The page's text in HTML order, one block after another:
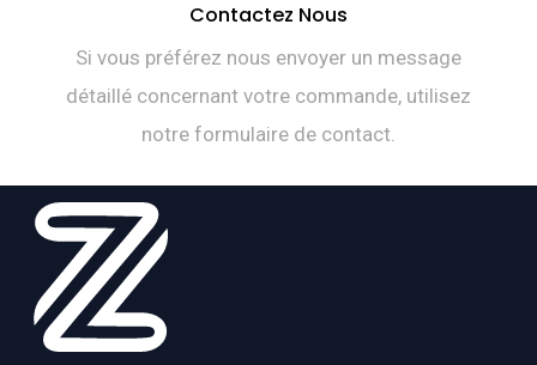
Contactez Nous
Si vous préférez nous envoyer un message
détaillé concernant votre commande, utilisez
notre formulaire de contact.